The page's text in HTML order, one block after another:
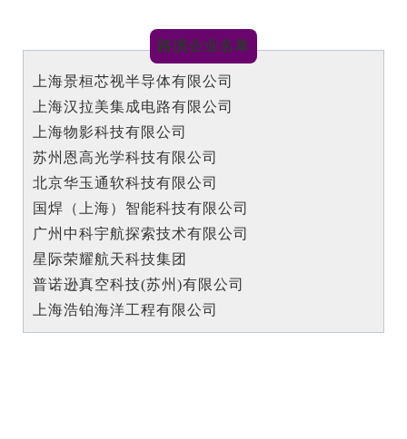
路演企业名单
上海景桓芯视半导体有限公司
上海汉拉美集成电路有限公司
上海物影科技有限公司
苏州恩高光学科技有限公司
北京华玉通软科技有限公司
国焊（上海）智能科技有限公司
广州中科宇航探索技术有限公司
星际荣耀航天科技集团
普诺逊真空科技(苏州)有限公司
上海浩铂海洋工程有限公司